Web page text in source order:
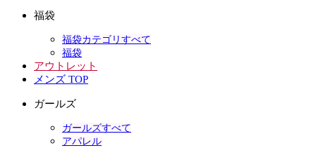
福袋
福袋カテゴリすべて
福袋
アウトレット
メンズ TOP
ガールズ
ガールズすべて
アパレル